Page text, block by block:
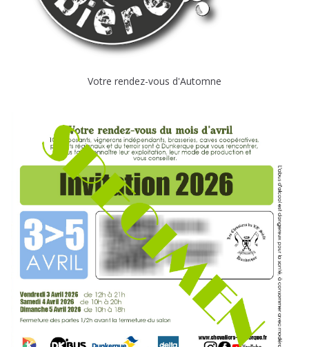
Votre rendez-vous d'Automne